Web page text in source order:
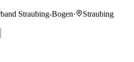
Straubing-Bogen· Straubing